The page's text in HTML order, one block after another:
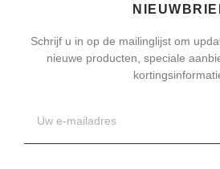
Schrijf u in op de mailinglijst om
nieuwe producten, speciale